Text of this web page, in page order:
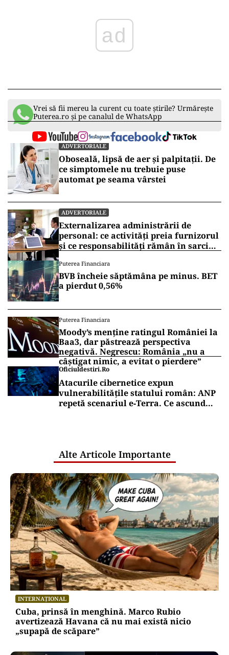
ad
Vrei să fii mereu la curent cu toate știrile? Urmărește
Puterea.ro și pe canalul de WhatsApp
ADVERTORIALE
Oboseală, lipsă de aer și palpitații. De
ce simptomele nu trebuie puse
automat pe seama vârstei
ADVERTORIALE
Externalizarea administrării de
personal: ce activități preia furnizorul
și ce responsabilități rămân în sarcina
Puterea Financiara
BVB încheie săptămâna pe minus. BET
a pierdut 0,56%
Puterea Financiara
Moody’s menține ratingul României la
Baa3, dar păstrează perspectiva
negativă. Negrescu: România „nu a
câștigat nimic, a evitat o pierdere”
Oficiuldestiri.ro
Atacurile cibernetice expun
vulnerabilitățile statului român: ANP
repetă scenariul e‑Terra. Ce ascund
Alte Articole Importante
INTERNAȚIONAL
Cuba, prinsă în menghină. Marco Rubio
avertizează Havana că nu mai există nicio
„supapă de scăpare”